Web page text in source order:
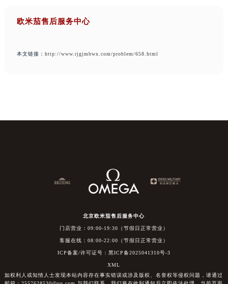
欧米茄售后服务中心
本文链接： http://www.rjgjmbwx.com/problem/658.html
北京欧米茄售后服务中心
门店营业：09:00-19:30（节假日正常营业）
客服在线：08:00-22:00（节假日正常营业）
ICP备案/许可证号：黑ICP备2025041310号-3
XML
如权利人或知情人士发现本站内容存在事实错误或涉及版权、名誉权等侵权问题，请通过